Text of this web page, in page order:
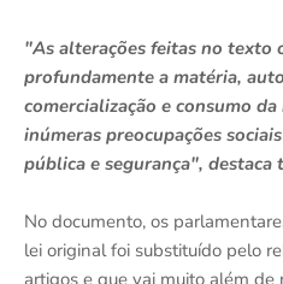
"As alterações feitas no texto
profundamente a matéria,
comercialização e consumo
inúmeras preocupações
pública e segurança",
No documento, os
lei original foi substituído pelo
artigos e que vai muito além de